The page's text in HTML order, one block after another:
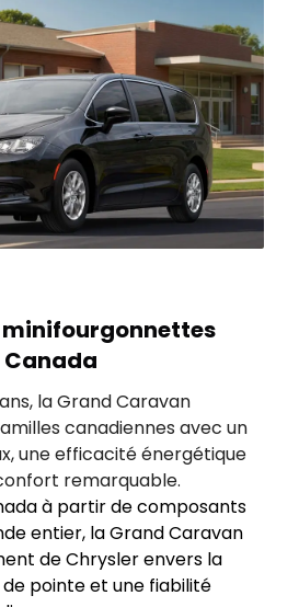
minifourgonnettes
Canada
la Grand Caravan
canadiennes avec un
une efficacité énergétique
remarquable.
à partir de composants
entier, la Grand Caravan
de Chrysler envers la
pointe et une fiabilité